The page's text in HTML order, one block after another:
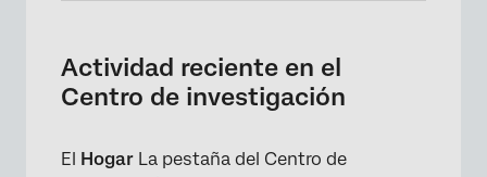
Actividad reciente en el
Centro de investigación
El Hogar La pestaña del Centro de